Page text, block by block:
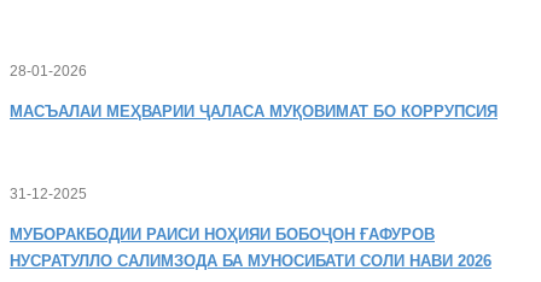
28-01-2026
МАСЪАЛАИ МЕҲВАРИИ ҶАЛАСА МУҚОВИМАТ БО КОРРУПСИЯ
31-12-2025
МУБОРАКБОДИИ РАИСИ НОҲИЯИ БОБОҶОН ҒАФУРОВ
НУСРАТУЛЛО САЛИМЗОДА БА МУНОСИБАТИ СОЛИ НАВИ 2026